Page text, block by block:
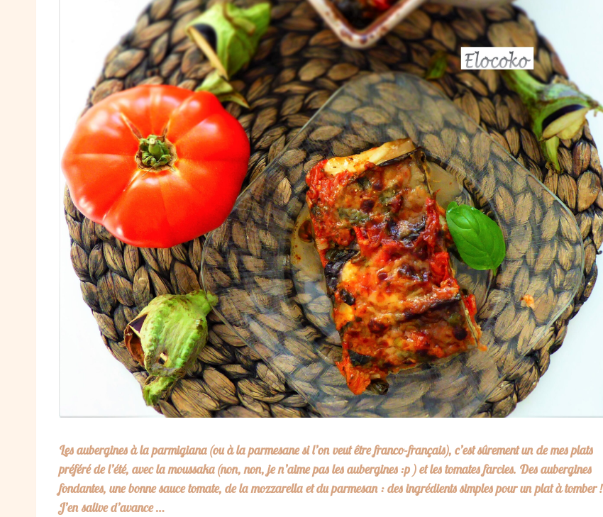
Les aubergines à la parmigiana (ou à la parmesane si l’on veut être franco-français), c’est sûrement un de mes plats
préféré de l’été, avec la moussaka (non, non, je n’aime pas les aubergines :p ) et les tomates farcies. Des aubergines
fondantes, une bonne sauce tomate, de la mozzarella et du parmesan : des ingrédients simples pour un plat à tomber !
J’en salive d’avance …